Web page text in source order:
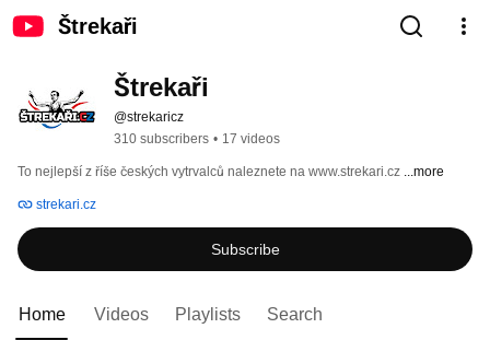
Štrekaři
Štrekaři
@strekaricz
310 subscribers • 17 videos
To nejlepší z říše českých vytrvalců naleznete na www.strekari.cz ...more
strekari.cz
Subscribe
Home Videos Playlists Search